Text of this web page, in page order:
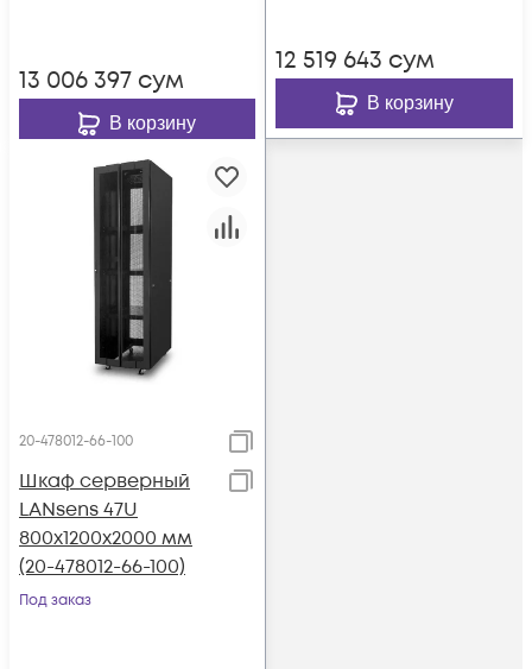
13 006 397 сум
В корзину
12 519 643 сум
В корзину
20-478012-66-100
Шкаф серверный
LANsens 47U
800x1200x2000 мм
(20-478012-66-100)
Под заказ